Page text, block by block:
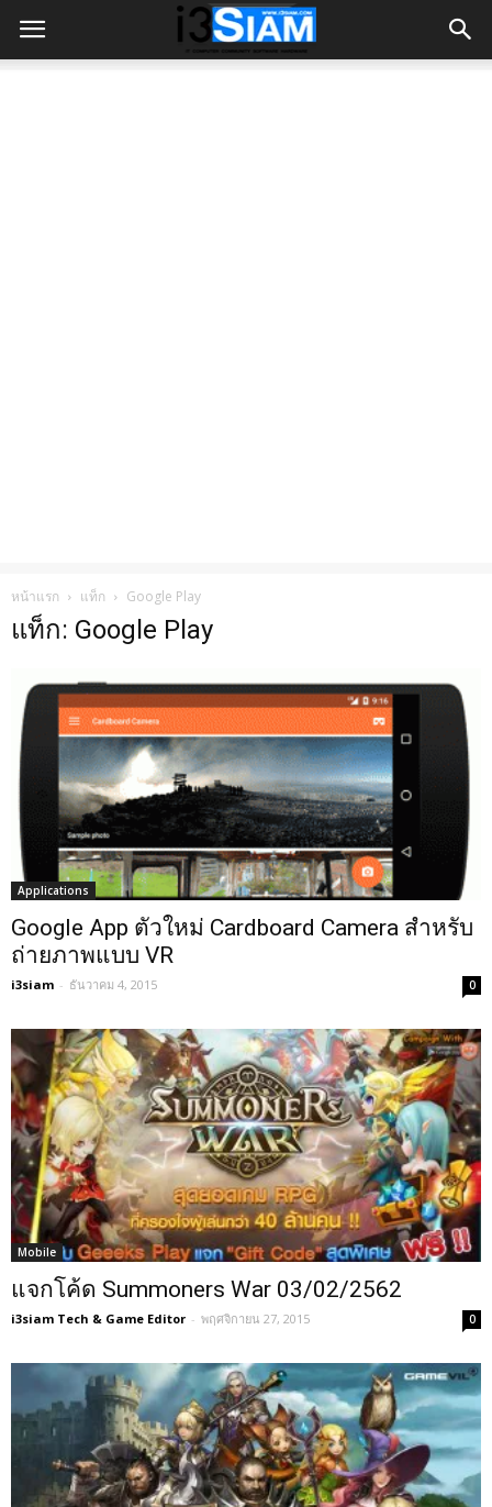
หน้าแรก แท็ก Google Play
แท็ก: Google Play
Applications
Google App ตัวใหม่ Cardboard Camera สำหรับ
ถ่ายภาพแบบ VR
i3siam - ธันวาคม 4, 2015 0
Mobile
แจกโค้ด Summoners War 03/02/2562
i3siam Tech & Game Editor - พฤศจิกายน 27, 2015 0